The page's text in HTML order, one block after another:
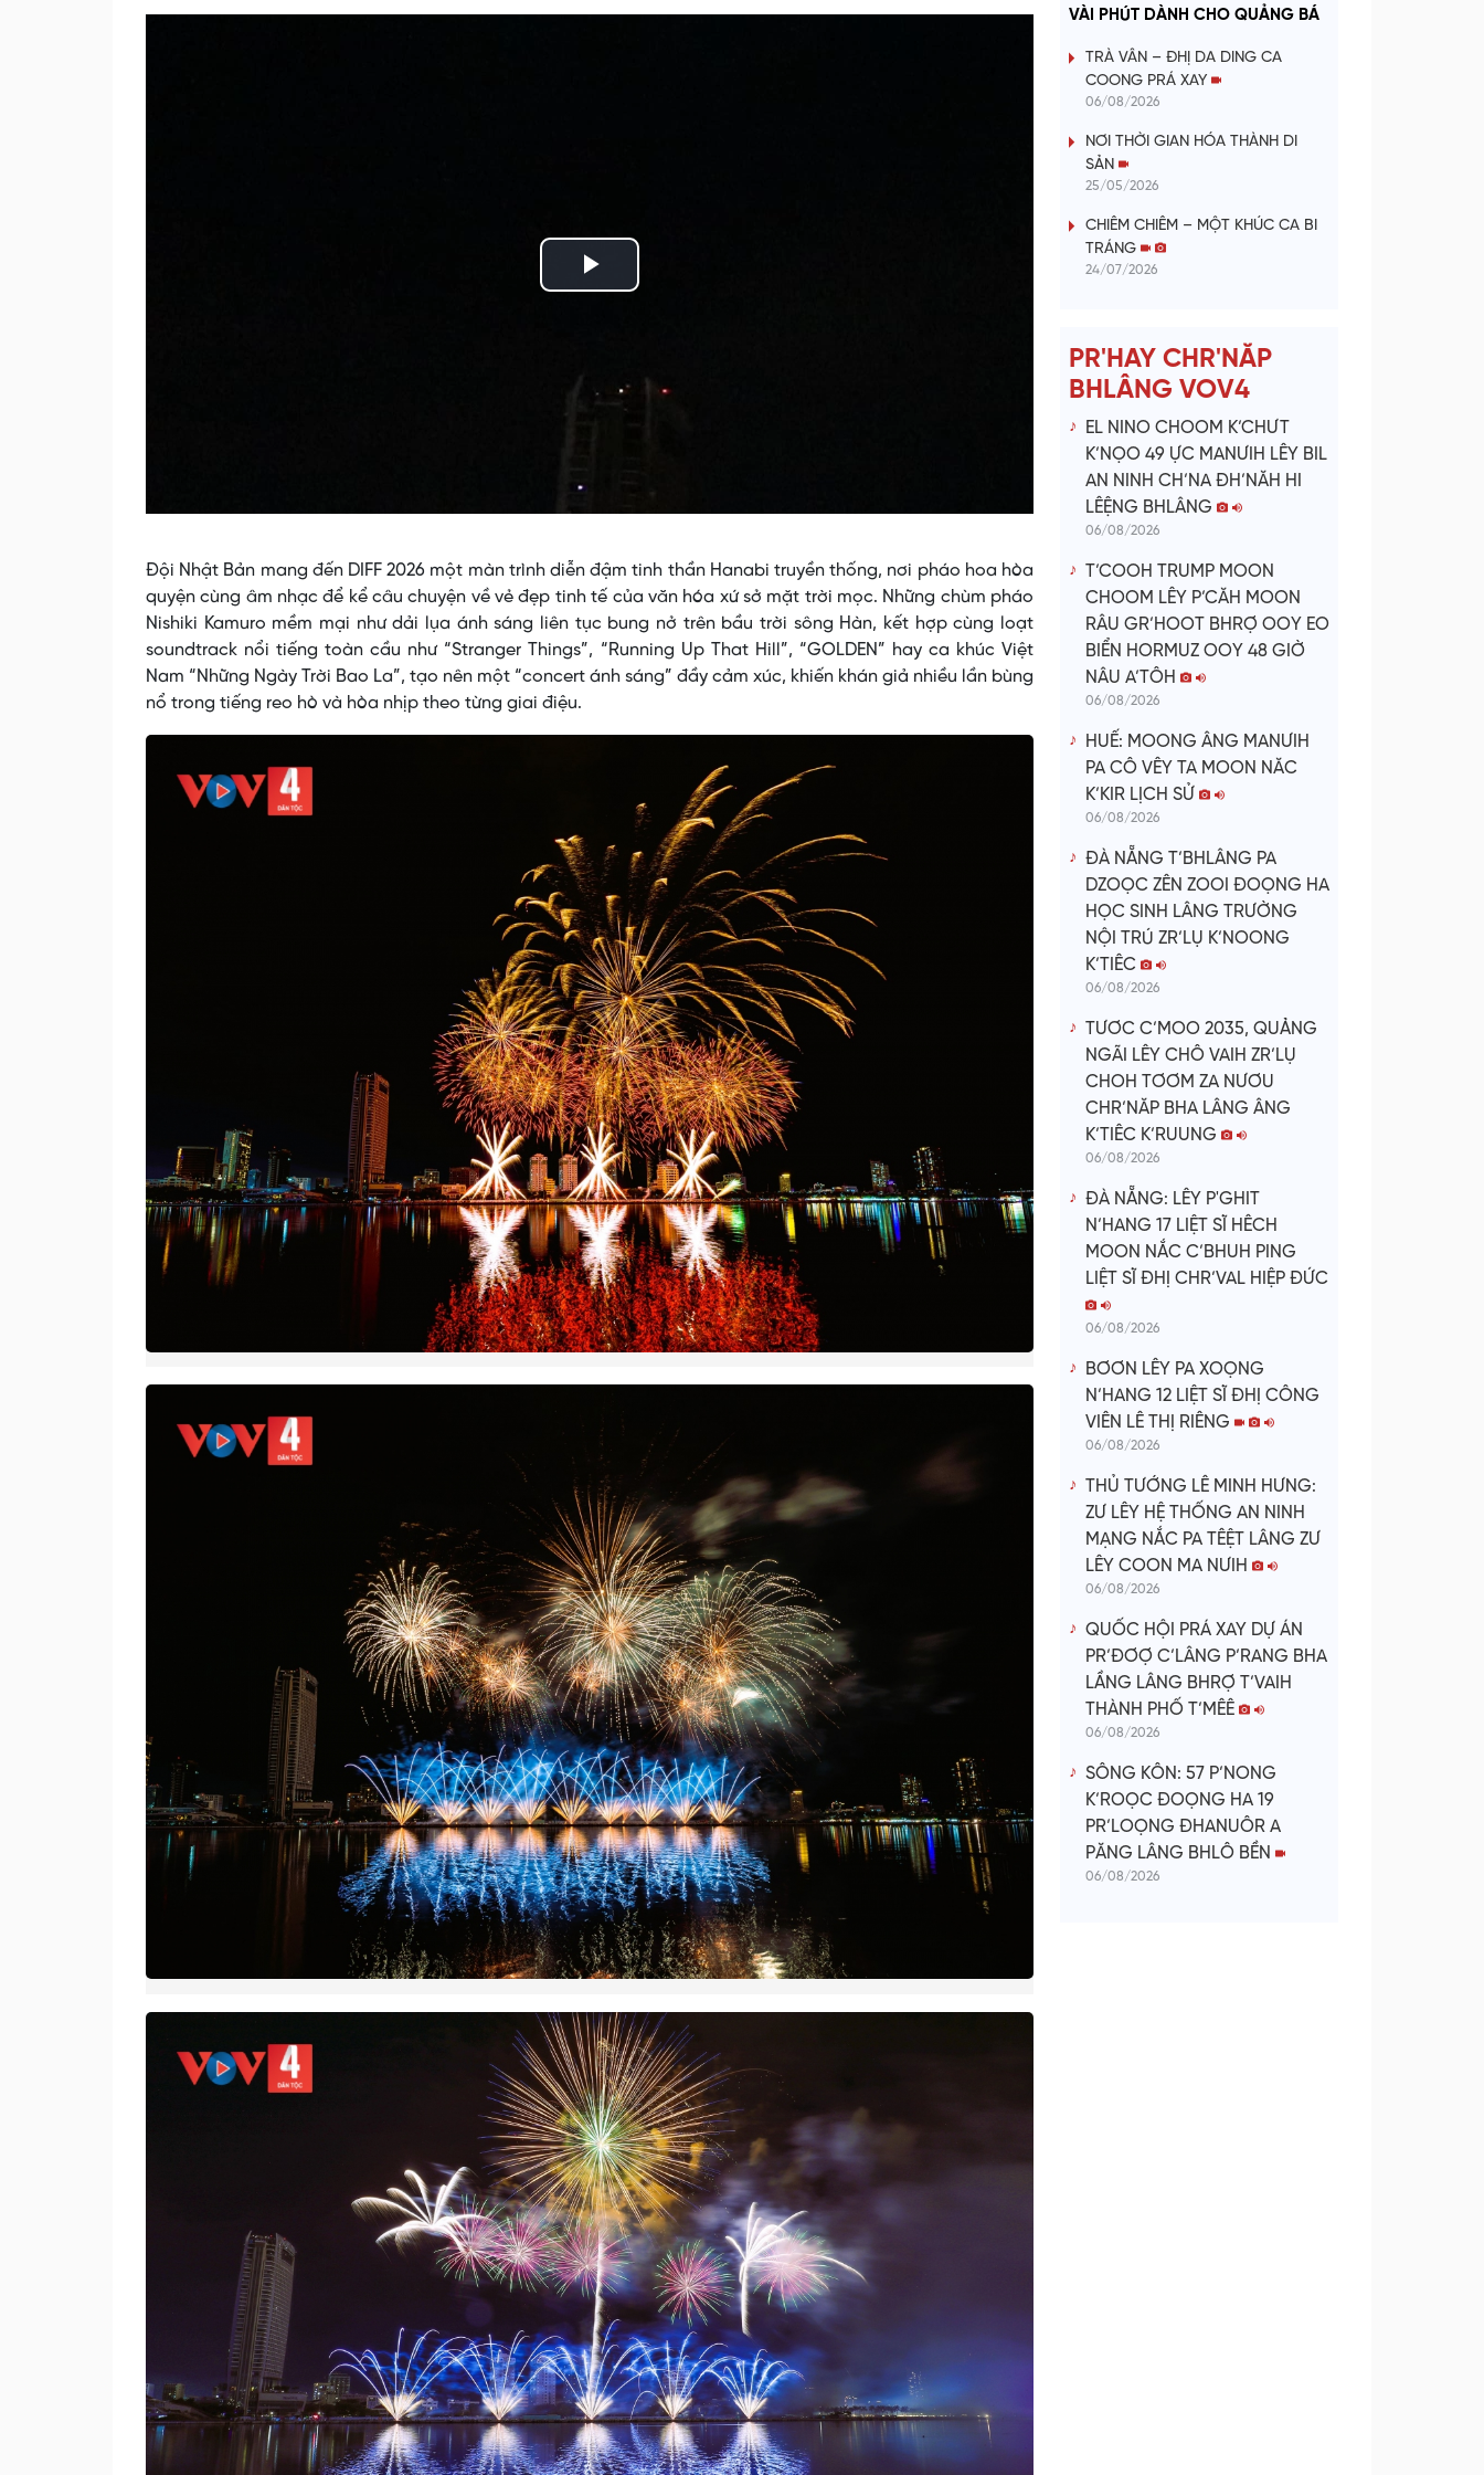
Play
Đội Nhật Bản mang đến DIFF 2026 một màn trình diễn đậm tinh thần Hanabi truyền thống, nơi pháo hoa hòa
quyện cùng âm nhạc để kể câu chuyện về vẻ đẹp tinh tế của văn hóa xứ sở mặt trời mọc. Những chùm pháo
Nishiki Kamuro mềm mại như dải lụa ánh sáng liên tục bung nở trên bầu trời sông Hàn, kết hợp cùng loạt
soundtrack nổi tiếng toàn cầu như “Stranger Things”, “Running Up That Hill”, “GOLDEN” hay ca khúc Việt
Nam “Những Ngày Trời Bao La”, tạo nên một “concert ánh sáng” đầy cảm xúc, khiến khán giả nhiều lần bùng
nổ trong tiếng reo hò và hòa nhịp theo từng giai điệu.
a
y
i
d
VÀI PHÚT DÀNH CHO QUẢNG BÁ
TRÀ VÂN – ĐHỊ DA DING CA
COONG PRÁ XAY
06/08/2026
NƠI THỜI GIAN HÓA THÀNH DI
SẢN
25/05/2026
CHIÊM CHIÊM – MỘT KHÚC CA BI
TRÁNG
24/07/2026
PR'HAY CHR'NĂP
BHLÂNG VOV4
EL NINO CHOOM K’CHƯT
K’NỌO 49 ỰC MANƯIH LÊY BIL
AN NINH CH’NA ĐH’NĂH HI
LÊỆNG BHLÂNG
06/08/2026
T’COOH TRUMP MOON
CHOOM LÊY P’CĂH MOON
RÂU GR’HOOT BHRỢ OOY EO
BIỂN HORMUZ OOY 48 GIỜ
NÂU A’TÔH
06/08/2026
HUẾ: MOONG ÂNG MANƯIH
PA CÔ VÊY TA MOON NĂC
K’KIR LỊCH SỬ
06/08/2026
ĐÀ NẴNG T’BHLÂNG PA
DZOỌC ZÊN ZOOI ĐOỌNG HA
HỌC SINH LÂNG TRƯỜNG
NỘI TRÚ ZR’LỤ K’NOONG
K’TIÊC
06/08/2026
TƯƠC C’MOO 2035, QUẢNG
NGÃI LÊY CHÔ VAIH ZR’LỤ
CHOH TƠƠM ZA NƯƠU
CHR’NĂP BHA LÂNG ÂNG
K’TIÊC K’RUUNG
06/08/2026
ĐÀ NẴNG: LÊY P'GHIT
N’HANG 17 LIỆT SĨ HÊCH
MOON NẮC C’BHUH PING
LIỆT SĨ ĐHỊ CHR’VAL HIỆP ĐỨC
06/08/2026
BƠƠN LÊY PA XOỌNG
N’HANG 12 LIỆT SĨ ĐHỊ CÔNG
VIÊN LÊ THỊ RIÊNG
06/08/2026
THỦ TƯỚNG LÊ MINH HƯNG:
ZƯ LÊY HỆ THỐNG AN NINH
MẠNG NẮC PA TÊỆT LÂNG ZƯ
LÊY COON MA NƯIH
06/08/2026
QUỐC HỘI PRÁ XAY DỰ ÁN
PR’ĐƠỢ C’LÂNG P’RANG BHA
LẦNG LÂNG BHRỢ T’VAIH
THÀNH PHỐ T’MÊÊ
06/08/2026
SÔNG KÔN: 57 P’NONG
K’ROỌC ĐOỌNG HA 19
PR’LOỌNG ĐHANUÔR A
PĂNG LÂNG BHLÔ BỀN
06/08/2026